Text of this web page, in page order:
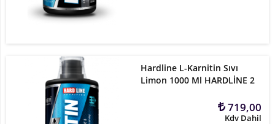
Hardline L-Karnitin Sıvı
Limon 1000 Ml HARDLİNE 2
719,00
Kdv Dahil